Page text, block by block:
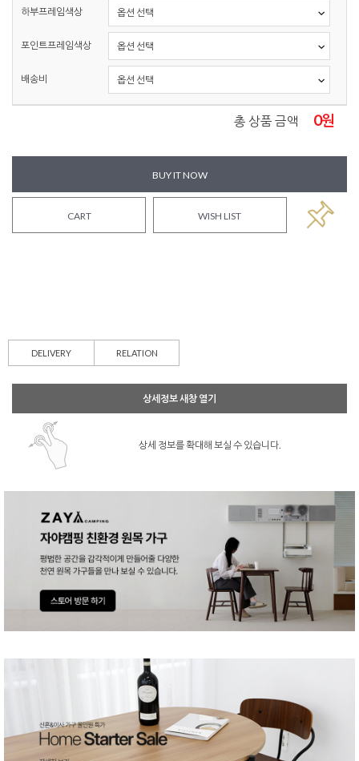
하부프레임색상
포인트프레임색상
배송비
총 상품 금액 0원
BUY IT NOW
CART WISH LIST
DELIVERY RELATION
상세정보 새창 열기
상세 정보를 확대해 보실 수 있습니다.